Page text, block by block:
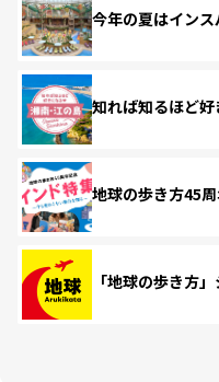
今年の夏はインス
知れば知るほど
地球の歩き方45
「地球の歩き方